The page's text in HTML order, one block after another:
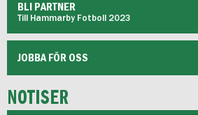
BLI PARTNER
Till Hammarby Fotboll 2023
JOBBA FÖR OSS
NOTISER